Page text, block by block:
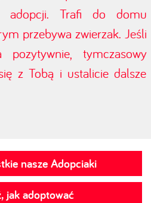
adopcji. Trafi do domu
przebywa zwierzak. Jeśli
pozytywnie, tymczasowy
z Tobą i ustalicie dalsze
nasze Adopciaki
jak adoptować